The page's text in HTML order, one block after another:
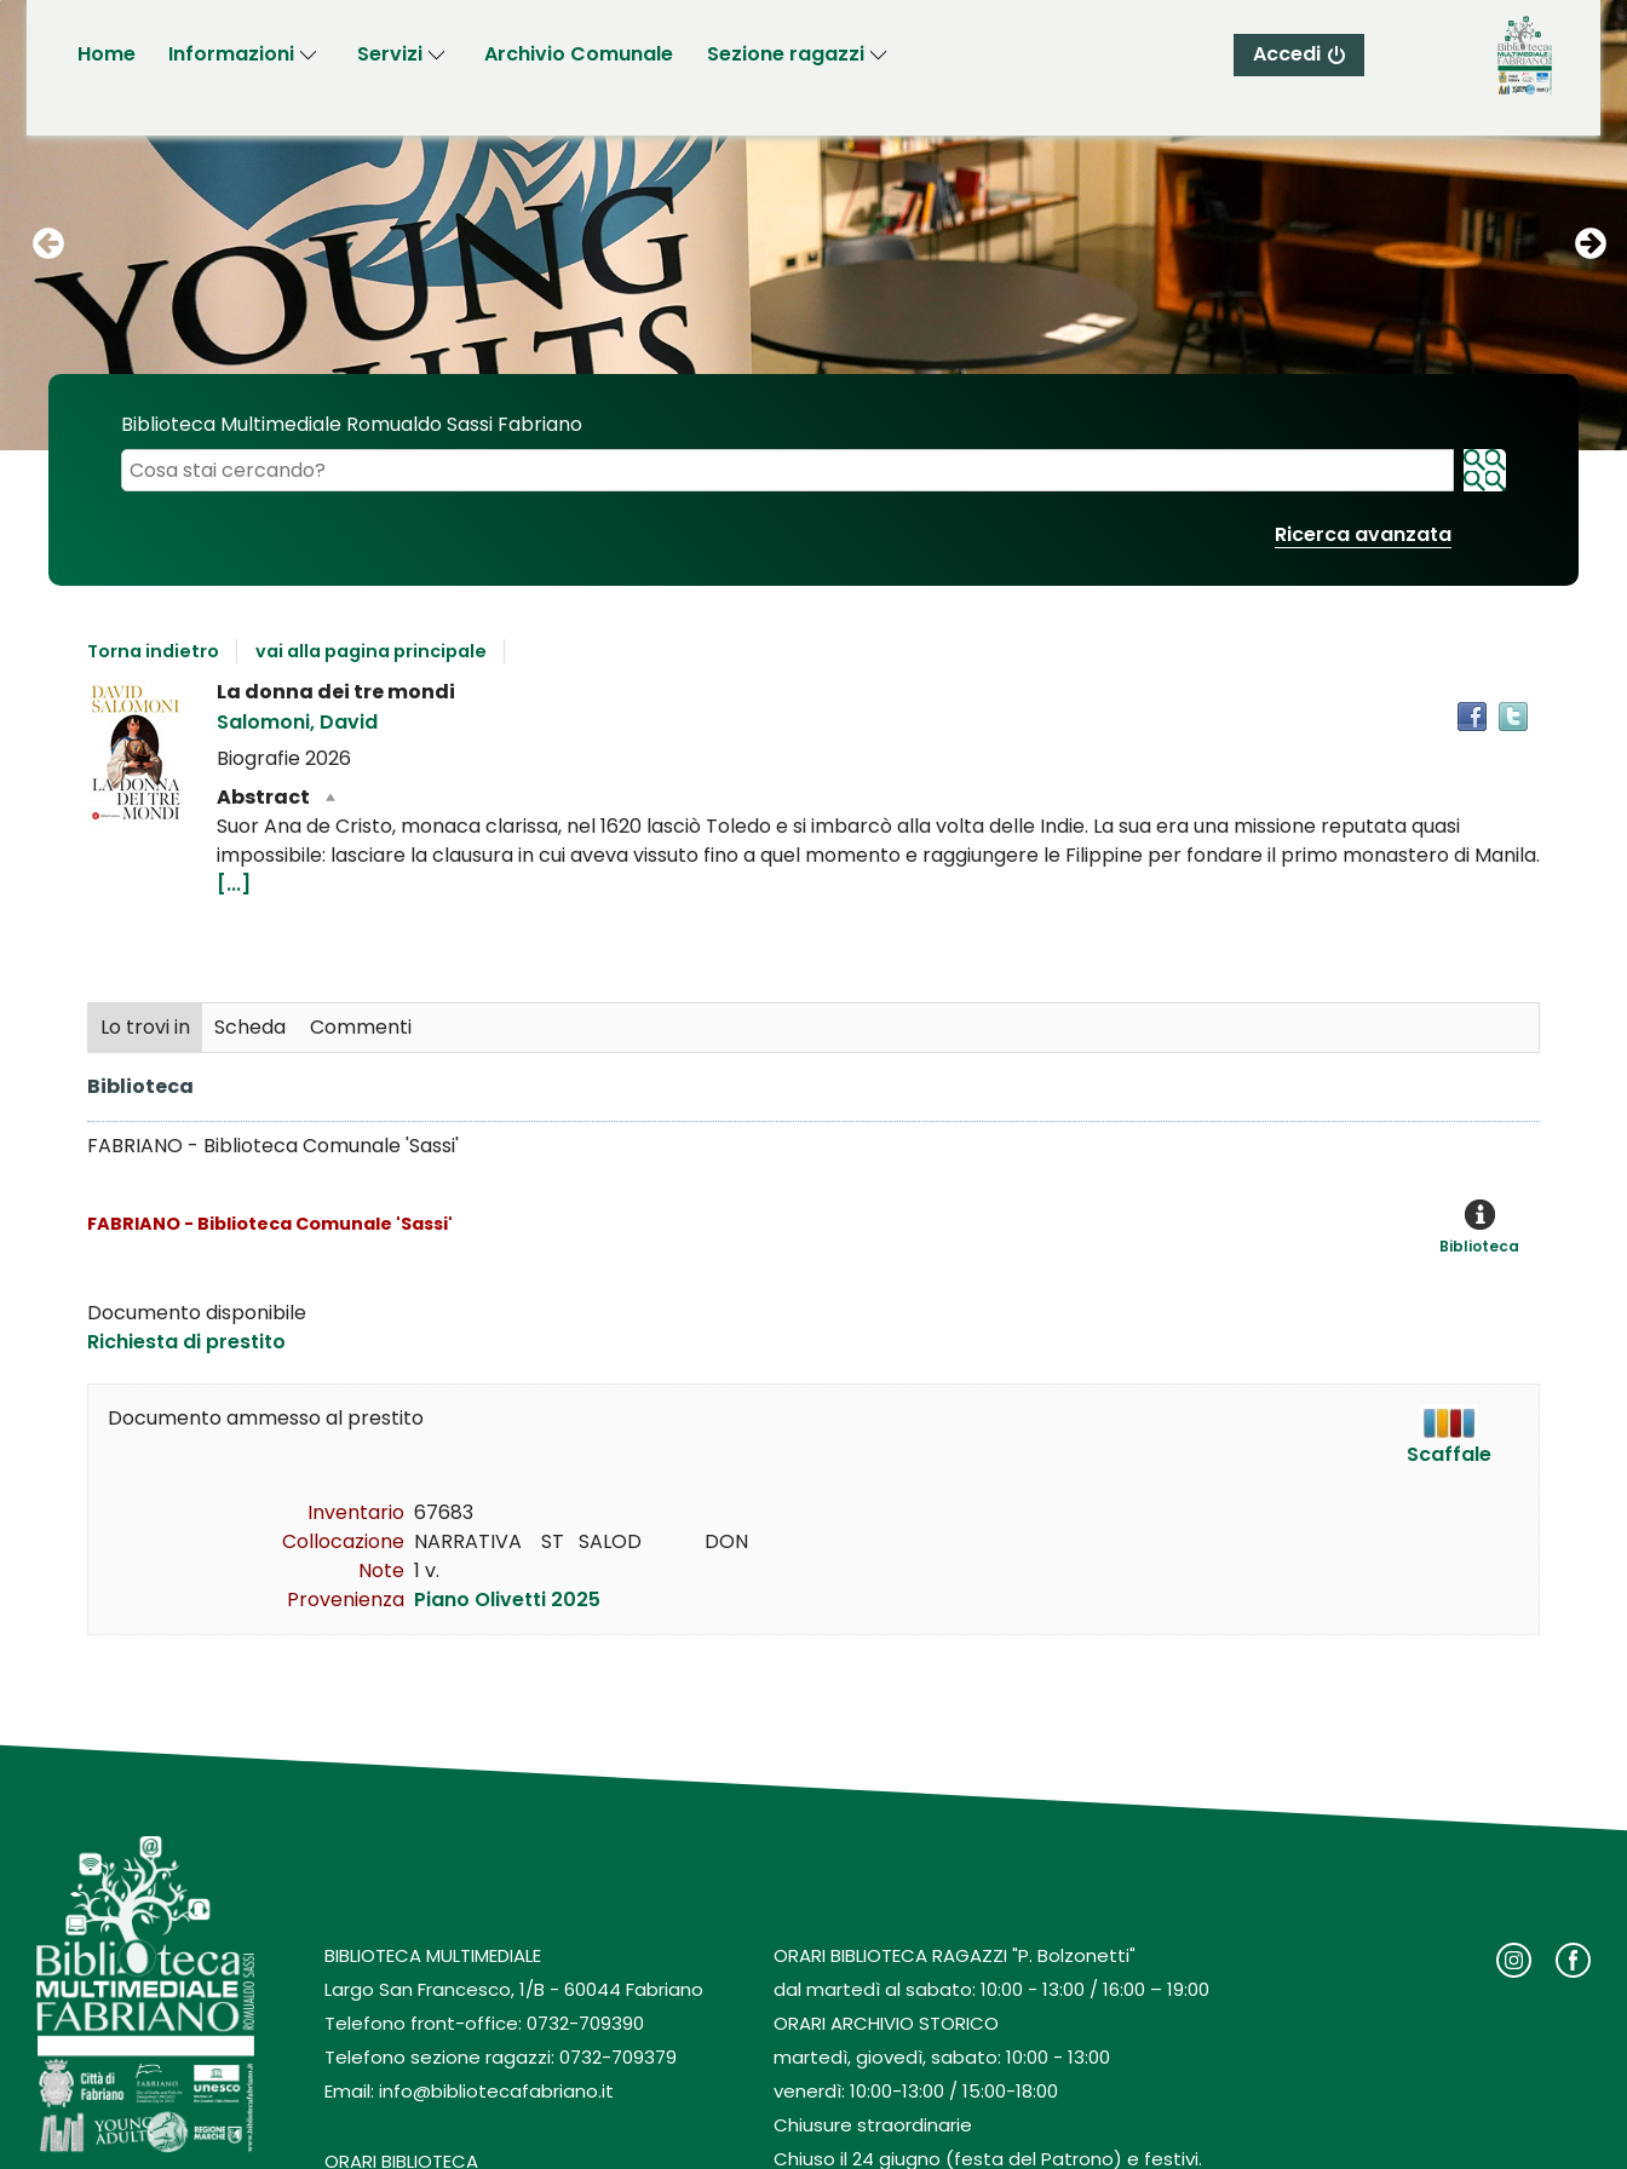
Home Informazioni Servizi Archivio Comunale Sezione ragazzi Accedi
Biblioteca Multimediale Romualdo Sassi Fabriano
Cerca su "Biblioteca Multimediale Romualdo Sassi Fabriano"
Ricerca avanzata
Torna indietro vai alla pagina principale
Dettaglio
del
documento
La donna dei tre mondi
Salomoni, David
Biografie2026
Abstract
Suor Ana de Cristo, monaca clarissa, nel 1620 lasciò Toledo e si imbarcò alla volta delle Indie. La sua era una missione reputata quasi
impossibile: lasciare la clausura in cui aveva vissuto fino a quel momento e raggiungere le Filippine per fondare il primo monastero di Manila.
[...]
Lo trovi in Scheda Commenti
Biblioteca
FABRIANO - Biblioteca Comunale 'Sassi'
FABRIANO - Biblioteca Comunale 'Sassi'
Biblioteca
Documento disponibile
Richiesta di prestito
Documento ammesso al prestito
Inventario 67683
Collocazione NARRATIVA    ST   SALOD             DON
Note 1 v.
Provenienza Piano Olivetti 2025
Scaffale
BIBLIOTECA MULTIMEDIALE
Largo San Francesco, 1/B - 60044 Fabriano
Telefono front-office: 0732-709390
Telefono sezione ragazzi: 0732-709379
Email: info@bibliotecafabriano.it
ORARI BIBLIOTECA
ORARI BIBLIOTECA RAGAZZI "P. Bolzonetti"
dal martedì al sabato: 10:00 - 13:00 / 16:00 – 19:00
ORARI ARCHIVIO STORICO
martedì, giovedì, sabato: 10:00 - 13:00
venerdì: 10:00-13:00 / 15:00-18:00
Chiusure straordinarie
Chiuso il 24 giugno (festa del Patrono) e festivi.